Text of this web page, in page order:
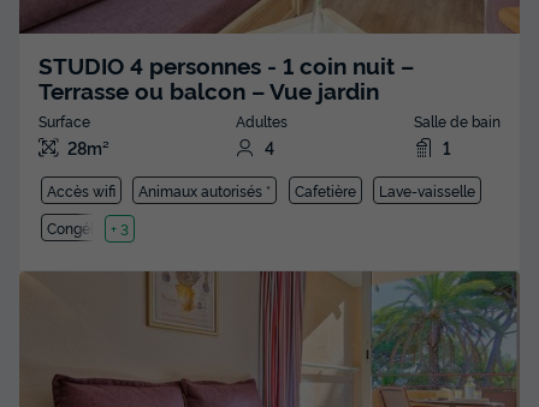
STUDIO 4 personnes - 1 coin nuit –
Terrasse ou balcon – Vue jardin
Surface
28m²
Adultes
4
Salle de bain
1
Accès wifi Animaux autorisés * Cafetière
Lave-vaisselle
Congélateur
+ 3